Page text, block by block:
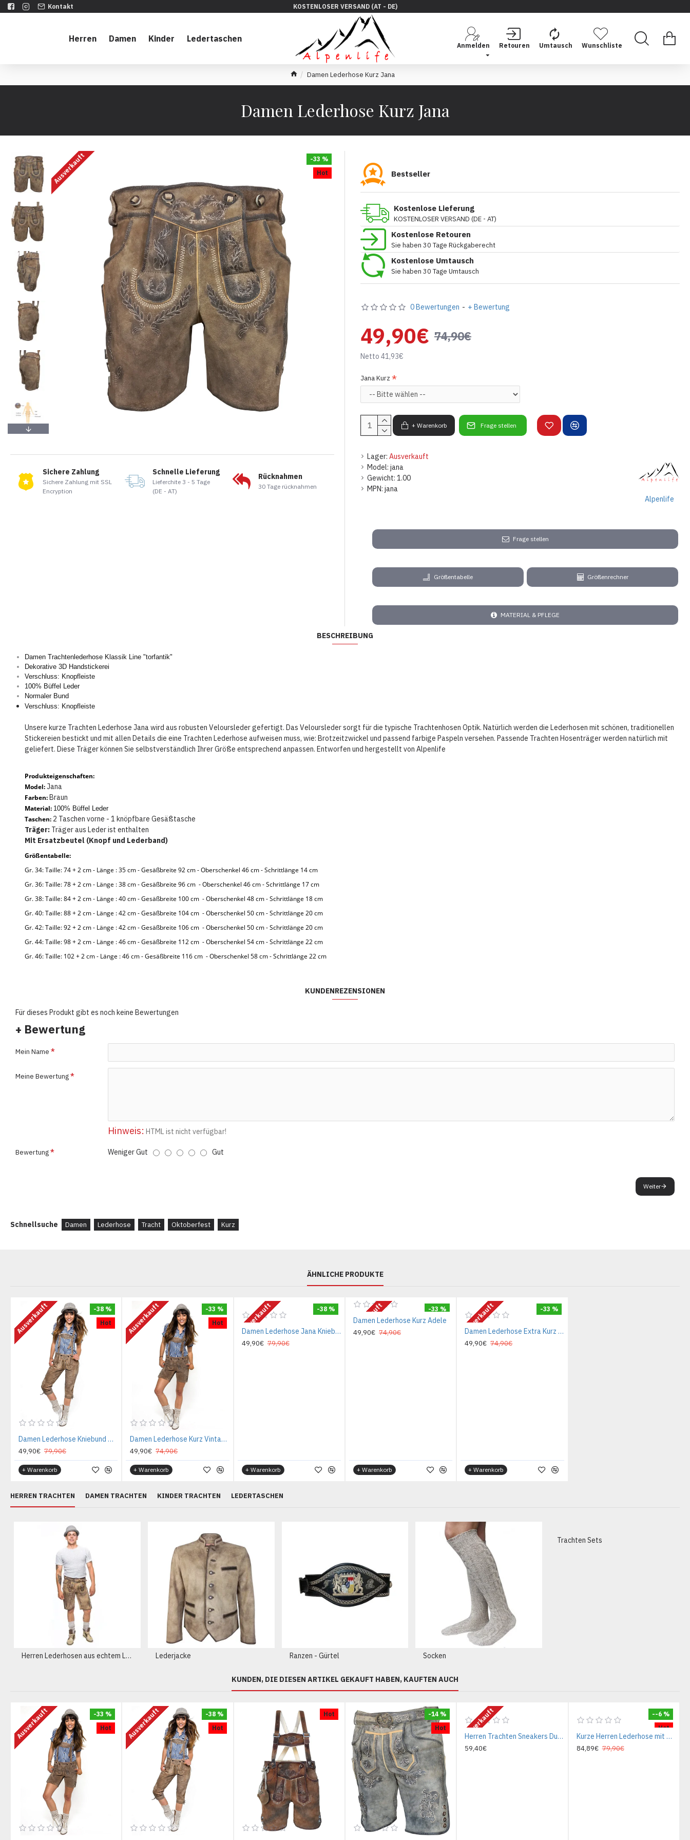
Kontakt KOSTENLOSER VERSAND (AT - DE)
Herren Damen Kinder Ledertaschen
Anmelden Retouren Umtausch Wunschliste
Damen Lederhose Kurz Jana
Damen Lederhose Kurz Jana
Hot
-33 %
Ausverkauft
Sichere Zahlung
Sichere Zahlung mit SSL
Encryption
Schnelle Lieferung
Lieferchite 3 - 5 Tage
(DE - AT)
Rücknahmen
30 Tage rücknahmen
Kostenlose Lieferung
KOSTENLOSER VERSAND (DE - AT)
Kostenlose Retouren
Sie haben 30 Tage Rückgaberecht
Kostenlose Umtausch
Sie haben 30 Tage Umtausch
Bestseller
Lager: Ausverkauft
Model: jana
Gewicht: 1.00
MPN: jana
Alpenlife
0 Bewertungen - + Bewertung
49,90€ 74,90€
Netto 41,93€
Jana Kurz
+ Warenkorb Frage stellen
Frage stellen
Größentabelle Größenrechner
MATERIAL & PFLEGE
BESCHREIBUNG
Damen Trachtenlederhose Klassik Line "torfantik"
Dekorative 3D Handstickerei
Verschluss: Knopfleiste
100% Büffel Leder
Normaler Bund
Verschluss: Knopfleiste
Unsere kurze Trachten Lederhose Jana wird aus robusten Veloursleder gefertigt. Das Veloursleder sorgt für die typische Trachtenhosen Optik. Natürlich werden die Lederhosen mit schönen, traditionellen
Stickereien bestickt und mit allen Details die eine Trachten Lederhose aufweisen muss, wie: Brotzeitzwickel und passend farbige Paspeln versehen. Passende Trachten Hosenträger werden natürlich mit
geliefert. Diese Träger können Sie selbstverständlich Ihrer Größe entsprechend anpassen. Entworfen und hergestellt von Alpenlife
Produkteigenschaften:
Model:Jana
Farben:Braun
Material: 100% Büffel Leder
Taschen: 2 Taschen vorne - 1 knöpfbare Gesäßtasche
Träger: Träger aus Leder ist enthalten
Mit Ersatzbeutel (Knopf und Lederband)
Größentabelle:
Gr. 34: Taille: 74 + 2 cm - Länge : 35 cm - Gesäßbreite 92 cm - Oberschenkel 46 cm - Schrittlänge 14 cm
Gr. 36: Taille: 78 + 2 cm - Länge : 38 cm - Gesäßbreite 96 cm - Oberschenkel 46 cm - Schrittlänge 17 cm
Gr. 38: Taille: 84 + 2 cm - Länge : 40 cm - Gesäßbreite 100 cm - Oberschenkel 48 cm - Schrittlänge 18 cm
Gr. 40: Taille: 88 + 2 cm - Länge : 42 cm - Gesäßbreite 104 cm - Oberschenkel 50 cm - Schrittlänge 20 cm
Gr. 42: Taille: 92 + 2 cm - Länge : 42 cm - Gesäßbreite 106 cm - Oberschenkel 50 cm - Schrittlänge 20 cm
Gr. 44: Taille: 98 + 2 cm - Länge : 46 cm - Gesäßbreite 112 cm - Oberschenkel 54 cm - Schrittlänge 22 cm
Gr. 46: Taille: 102 + 2 cm - Länge : 46 cm - Gesäßbreite 116 cm - Oberschenkel 58 cm - Schrittlänge 22 cm
KUNDENREZENSIONEN
Für dieses Produkt gibt es noch keine Bewertungen
+ Bewertung
Mein Name
Meine Bewertung
Hinweis: HTML ist nicht verfügbar!
Bewertung Weniger Gut Gut
Weiter
Schnellsuche Damen Lederhose Tracht Oktoberfest Kurz
ÄHNLICHE PRODUKTE
Hot
-38 %
Ausverkauft
Damen Lederhose Kniebund Vintage Nature Smoke
49,90€ 79,90€
+ Warenkorb
Hot
-33 %
Ausverkauft
Damen Lederhose Kurz Vintage Nature Smoke
49,90€ 74,90€
+ Warenkorb
-38 %
Ausverkauft Damen Lederhose Jana Kniebund
49,90€ 79,90€
+ Warenkorb
-33 %
Ausverkauft
Damen Lederhose Kurz Adele
49,90€ 74,90€
+ Warenkorb
-33 %
Ausverkauft Damen Lederhose Extra Kurz Emilia
49,90€ 74,90€
+ Warenkorb
HERREN TRACHTEN DAMEN TRACHTEN KINDER TRACHTEN LEDERTASCHEN
Herren Lederhosen aus echtem Leder Lederjacke Ranzen - Gürtel Socken
Trachten Sets
KUNDEN, DIE DIESEN ARTIKEL GEKAUFT HABEN, KAUFTEN AUCH
Hot
-33 %
Ausverkauft Hot
-38 %
Ausverkauft Hot
Hot
-14 % Ausverkauft Herren Trachten Sneakers Dunkelbraun
59,40€
Hot
--6 %
Kurze Herren Lederhose mit Gürtel, Oldtimer
84,89€ 79,90€